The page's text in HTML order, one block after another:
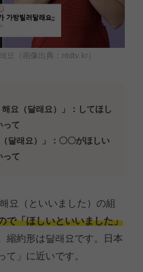
요（画像出典：ntdtv.kr）
요（달래요）」：してほし
って
달래요）」：〇〇がほしい
って
요（といいました）の組
で「ほしいといいました」
縮約形は달래요です。日本
て」に近いです。